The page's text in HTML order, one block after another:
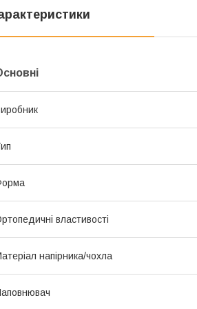
властивості
напірника/чохла